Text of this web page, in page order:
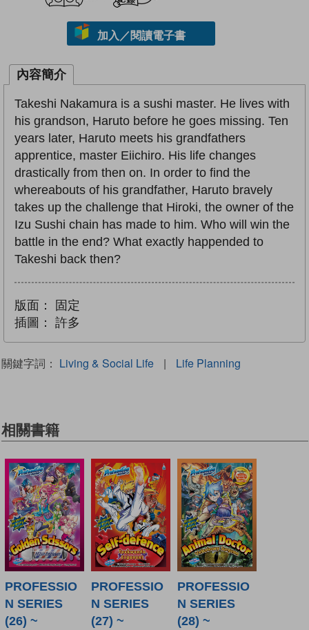
加入／閱讀電子書
內容簡介
Takeshi Nakamura is a sushi master. He lives with
his grandson, Haruto before he goes missing. Ten
years later, Haruto meets his grandfathers
apprentice, master Eiichiro. His life changes
drastically from then on. In order to find the
whereabouts of his grandfather, Haruto bravely
takes up the challenge that Hiroki, the owner of the
Izu Sushi chain has made to him. Who will win the
battle in the end? What exactly happended to
Takeshi back then?
版面：
固定
插圖：
許多
關鍵字詞： Living & Social Life | Life Planning
相關書籍
PROFESSIO
N SERIES
(26) ~
PROFESSIO
N SERIES
(27) ~
PROFESSIO
N SERIES
(28) ~